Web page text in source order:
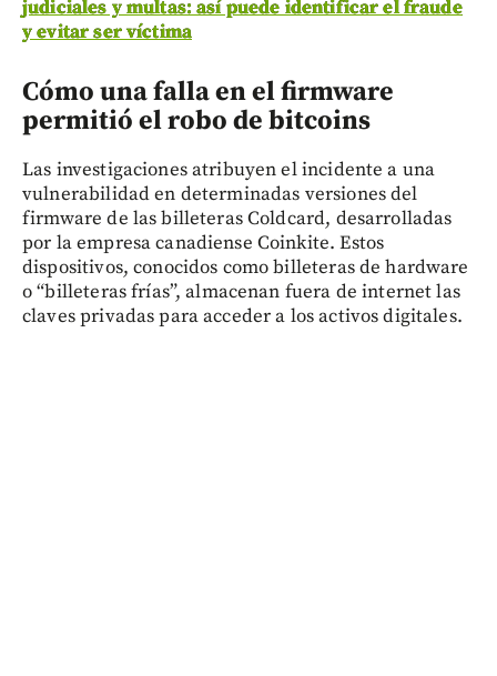
judiciales y multas: así puede identificar el fraude
y evitar ser víctima
Cómo una falla en el firmware
permitió el robo de bitcoins
Las investigaciones atribuyen el incidente a una
vulnerabilidad en determinadas versiones del
firmware de las billeteras Coldcard, desarrolladas
por la empresa canadiense Coinkite. Estos
dispositivos, conocidos como billeteras de hardware
o “billeteras frías”, almacenan fuera de internet las
claves privadas para acceder a los activos digitales.